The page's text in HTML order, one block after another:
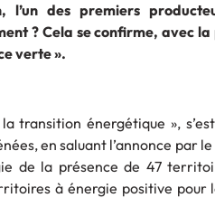
l’un des premiers
? Cela se confirme, avec
verte ».
transition énergétique »,
en saluant l’annonce par
de la présence de 47
à énergie positive pour